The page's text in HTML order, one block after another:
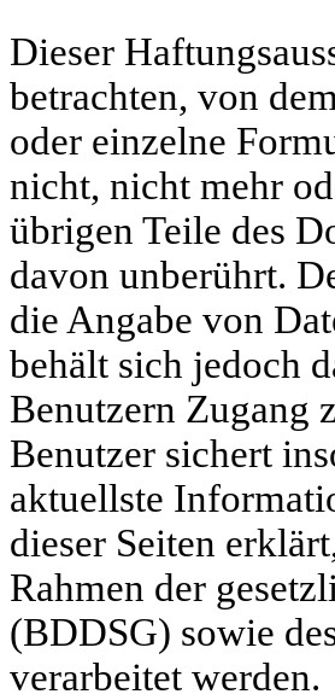
Dieser
betrachten, von
oder einzelne
nicht, nicht mehr
übrigen Teile des
davon unberührt.
die Angabe von
behält sich jedoch
Benutzern Zugang
Benutzer sichert
aktuellste
dieser Seiten
Rahmen der
(BDDSG) sowie
verarbeitet werden.